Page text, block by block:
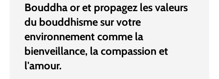
Bouddha or et propagez les valeurs
du bouddhisme sur votre
environnement comme la
bienveillance, la compassion et
l'amour.